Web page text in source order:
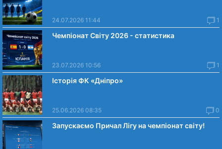
24.07.2026 11:44 1
Чемпіонат Світу 2026 - статистика
23.07.2026 10:56 1
Історія ФК «Дніпро»
25.06.2026 08:35 0
Запускаємо Причал Лігу на чемпіонат світу!